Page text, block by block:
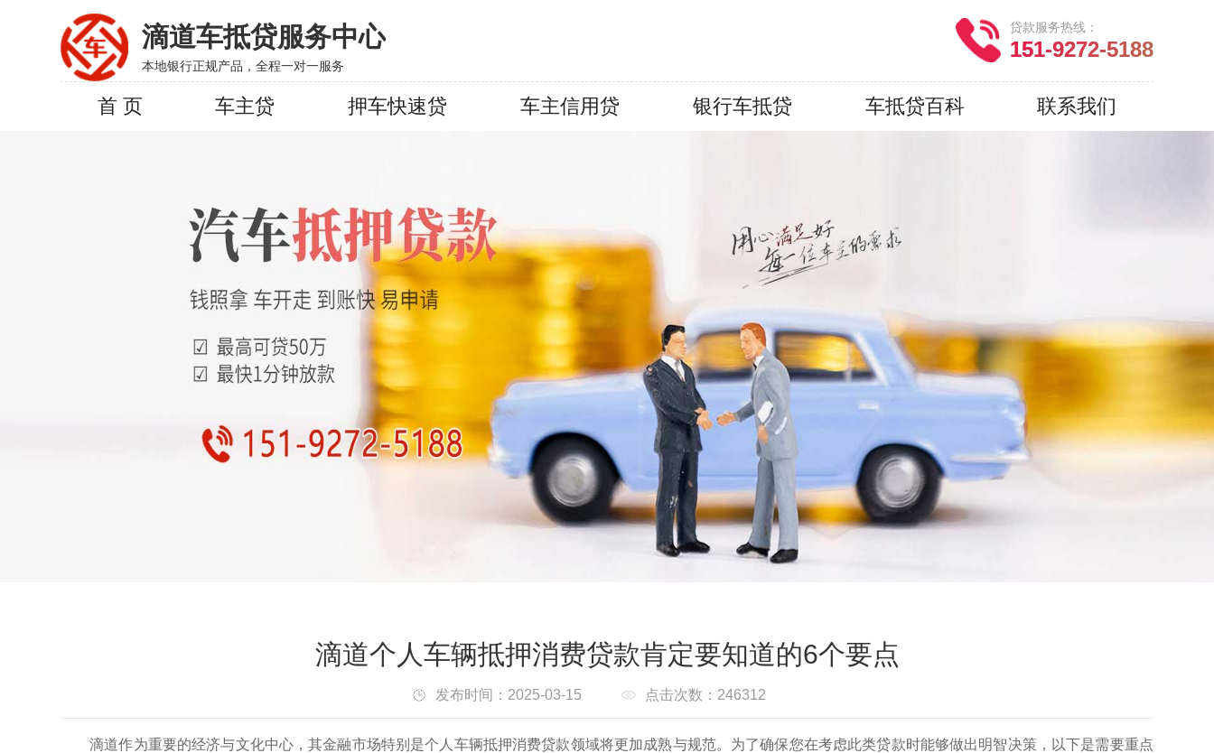
滴道车抵贷服务中心
本地银行正规产品，全程一对一服务
贷款服务热线：
151-9272-5188
首 页 车主贷 押车快速贷 车主信用贷 银行车抵贷 车抵贷百科 联系我们
滴道个人车辆抵押消费贷款肯定要知道的6个要点
发布时间：2025-03-15 点击次数：246312
滴道作为重要的经济与文化中心，其金融市场特别是个人车辆抵押消费贷款领域将更加成熟与规范。为了确保您在考虑此类贷款时能够做出明智决策，以下是需要重点